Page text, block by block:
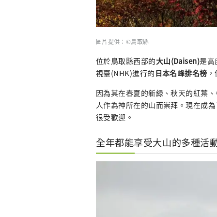
圖片提供：©鳥取縣
位於鳥取縣西部的大山(Daisen)是高
視臺(NHK)進行的日本名峰排名榜
因為其在春夏的新緑、秋天的紅葉
人作為神所在的山而崇拜。現在成
很受歡迎。
全年都能享受大山的多種活